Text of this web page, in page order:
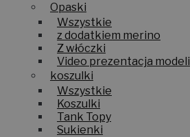
Opaski
Wszystkie
z dodatkiem merino
Z włóczki
Video prezentacja modeli
koszulki
Wszystkie
Koszulki
Tank Topy
Sukienki